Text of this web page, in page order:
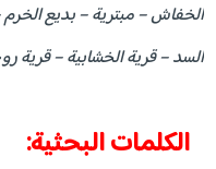
الخفاش – مبترية – بديع
السد – قرية الخشابية – قرية
الكلمات البحثية: